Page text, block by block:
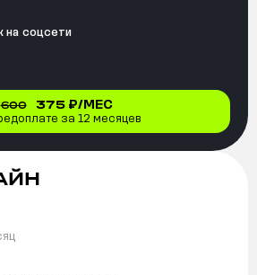
на соцсети
600 375₽/МЕС
за 12 месяцев